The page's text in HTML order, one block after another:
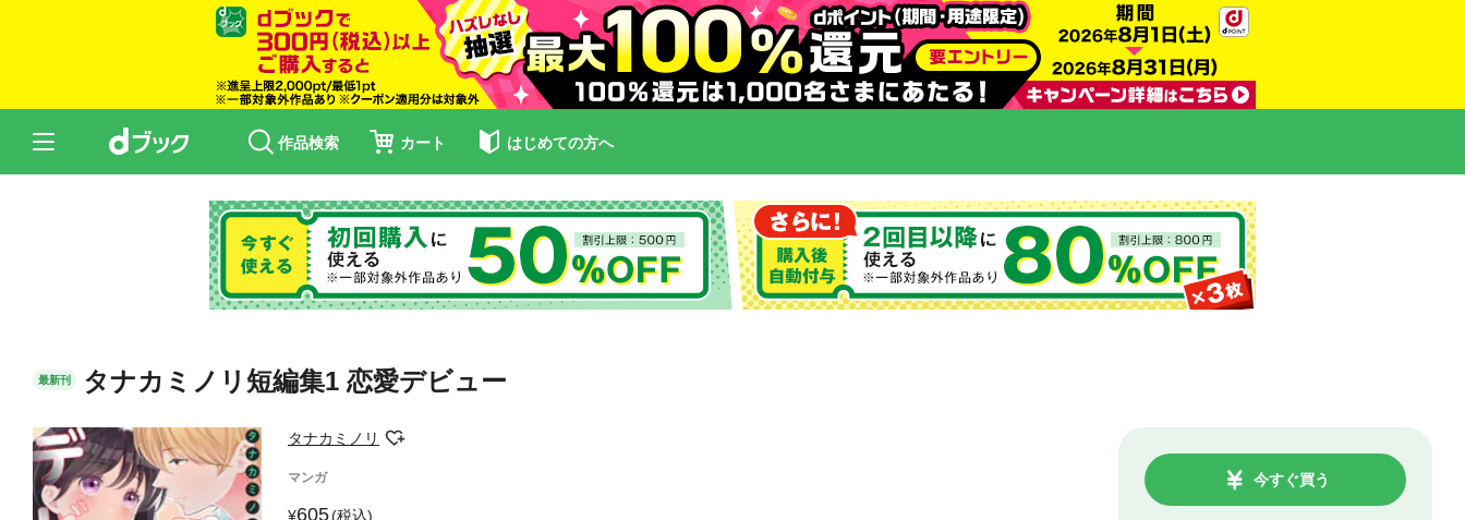
作品検索 カート はじめての方へ
最新刊 タナカミノリ短編集1 恋愛デビュー
タナカミノリ
マンガ
605(税込)
今すぐ買う